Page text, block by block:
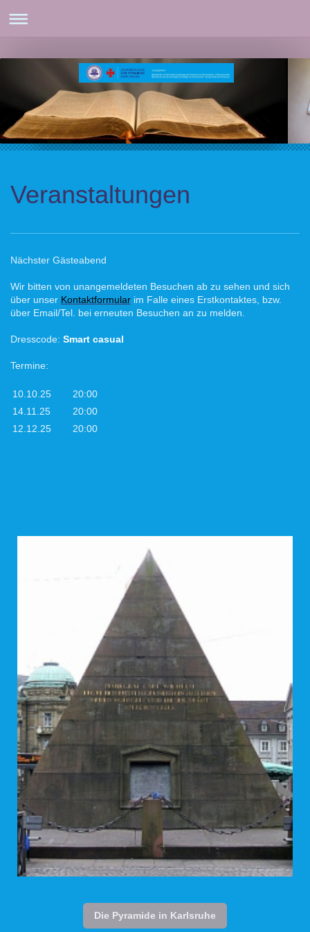
Veranstaltungen
Nächster Gästeabend
Wir bitten von unangemeldeten Besuchen ab zu sehen und sich
über unser Kontaktformular im Falle eines Erstkontaktes, bzw.
über Email/Tel. bei erneuten Besuchen an zu melden.
Dresscode: Smart casual
Termine:
10.10.25
20:00
14.11.25
20:00
12.12.25
20:00
Die Pyramide in Karlsruhe